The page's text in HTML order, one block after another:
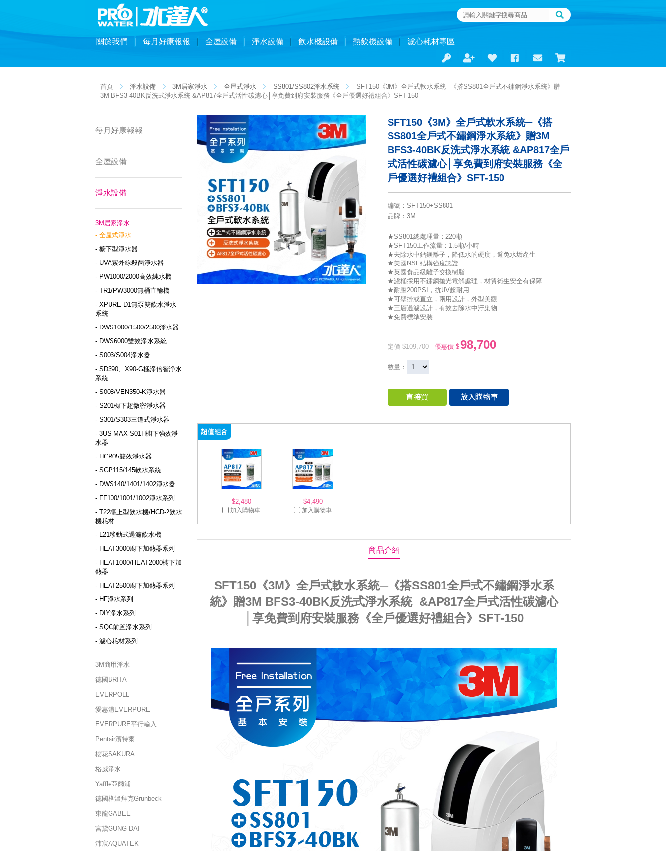
關於我們 每月好康報報 全屋設備 淨水設備 飲水機設備 熱飲機設備 濾心耗材專區
首頁 淨水設備 3M居家淨水 全屋式淨水 SS801/SS802淨水系統
SFT150《3M》全戶式軟水系統─《搭SS801全戶式不鏽鋼淨水系統》贈
3M BFS3-40BK反洗式淨水系統 &AP817全戶式活性碳濾心│享免費到府安裝服務《全戶優選好禮組合》SFT-150
每月好康報報
全屋設備
淨水設備
3M居家淨水
- 全屋式淨水
- 櫥下型淨水器
- UVA紫外線殺菌淨水器
- PW1000/2000高效純水機
- TR1/PW3000無桶直輸機
- XPURE-D1無泵雙飲水淨水
系統
- DWS1000/1500/2500淨水器
- DWS6000雙效淨水系統
- S003/S004淨水器
- SD390、X90-G極淨倍智浄水
系統
- S008/VEN350-K淨水器
- S201橱下超微密淨水器
- S301/S303三道式淨水器
- 3US-MAX-S01H櫥下強效淨
水器
- HCR05雙效淨水器
- SGP115/145軟水系統
- DWS140/1401/1402淨水器
- FF100/1001/1002淨水系列
- T22檯上型飲水機/HCD-2飲水
機耗材
- L21移動式過濾飲水機
- HEAT3000廚下加熱器系列
- HEAT1000/HEAT2000櫥下加
熱器
- HEAT2500廚下加熱器系列
- HF淨水系列
- DIY淨水系列
- SQC前置淨水系列
- 濾心耗材系列
3M商用淨水
德國BRITA
EVERPOLL
愛惠浦EVERPURE
EVERPURE平行輸入
Pentair濱特爾
櫻花SAKURA
格威淨水
Yaffle亞爾浦
德國格溫拜克Grunbeck
東龍GABEE
宮黛GUNG DAI
沛宸AQUATEK
SFT150《3M》全戶式軟水系統─《搭
SS801全戶式不鏽鋼淨水系統》贈3M
BFS3-40BK反洗式淨水系統 &AP817全戶
式活性碳濾心│享免費到府安裝服務《全
戶優選好禮組合》SFT-150
編號 ： SFT150+SS801
品牌 ：3M
★SS801總處理量：220噸
★SFT150工作流量：1.5噸/小時
★去除水中鈣鎂離子，降低水的硬度，避免水垢產生
★美國NSF結構強度認證
★英國食品級離子交換樹脂
★濾桶採用不鏽鋼拋光電解處理，材質衛生安全有保障
★耐壓200PSI，抗UV超耐用
★可壁掛或直立，兩用設計，外型美觀
★三層過濾設計，有效去除水中汙染物
★免費標準安裝
定價 $109,700 優惠價 $98,700
數量：
$2,480
加入購物車
$4,490
加入購物車
商品介紹
SFT150《3M》全戶式軟水系統─《搭SS801全戶式不鏽鋼淨水系
統》贈3M BFS3-40BK反洗式淨水系統 &AP817全戶式活性碳濾心
│享免費到府安裝服務《全戶優選好禮組合》SFT-150